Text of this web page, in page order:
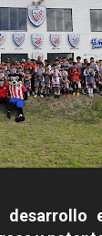
desarrollo